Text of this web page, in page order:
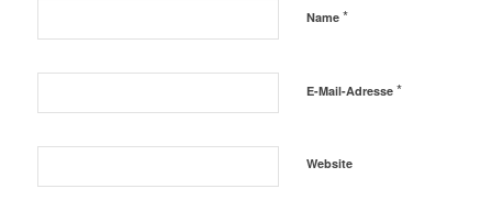
Name *
E-Mail-Adresse *
Website